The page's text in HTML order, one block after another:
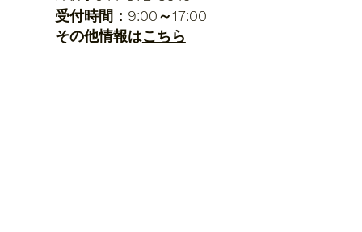
​受付時間：9:00～17:00
​その他情報はこちら